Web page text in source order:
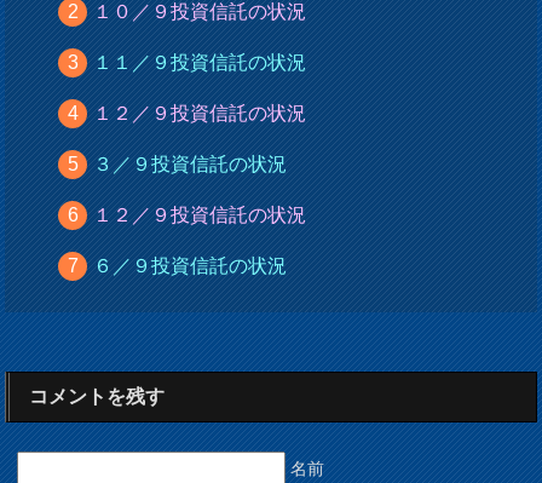
１０／９投資信託の状況
１１／９投資信託の状況
１２／９投資信託の状況
３／９投資信託の状況
１２／９投資信託の状況
６／９投資信託の状況
コメントを残す
名前